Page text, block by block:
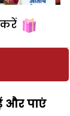
करें
और पाएं